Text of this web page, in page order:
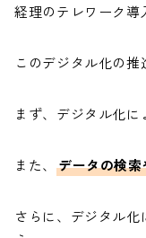
経理のテレワーク導
このデジタル化の推
まず、デジタル化
また、 データの検
さらに、デジタル